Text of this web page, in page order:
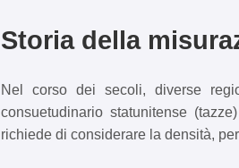
Storia della
Nel corso dei secoli, diverse
consuetudinario statunitense
richiede di considerare la densità,